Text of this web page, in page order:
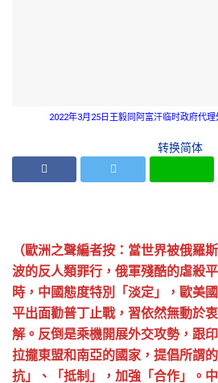
2022年3月25日王毅同阿富汗临时政府代
转换简体
（歐洲之聲編者按：當世界被俄羅
波的反人類罪行，俄軍殘酷的虐殺
時，中國態度特別「淡定」，歐美
平出面勸普丁止戰，習依然無動於
解。反倒是乘機開展外交攻勢，跟
拉攏東盟和南亞的國家，提倡所謂
抗」、「抵制」，加強「合作」。